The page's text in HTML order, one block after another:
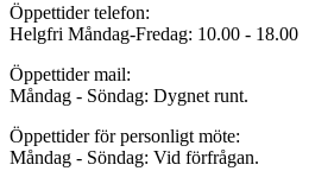
Öppettider telefon:
Helgfri Måndag-Fredag: 10.00 - 18.00
Öppettider mail:
Måndag - Söndag: Dygnet runt.
Öppettider för personligt möte:
Måndag - Söndag: Vid förfrågan.